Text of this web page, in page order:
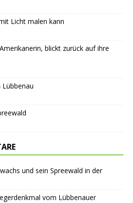
Licht malen kann
blickt zurück auf ihre
und sein Spreewald in der
vom Lübbenauer